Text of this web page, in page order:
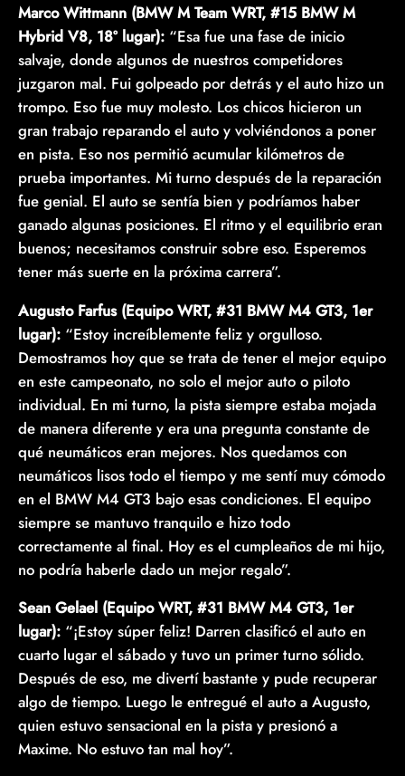
Marco Wittmann (BMW M Team WRT, #15 BMW M
Hybrid V8, 18º lugar): “Esa fue una fase de inicio
salvaje, donde algunos de nuestros competidores
juzgaron mal. Fui golpeado por detrás y el auto hizo un
trompo. Eso fue muy molesto. Los chicos hicieron un
gran trabajo reparando el auto y volviéndonos a poner
en pista. Eso nos permitió acumular kilómetros de
prueba importantes. Mi turno después de la reparación
fue genial. El auto se sentía bien y podríamos haber
ganado algunas posiciones. El ritmo y el equilibrio eran
buenos; necesitamos construir sobre eso. Esperemos
tener más suerte en la próxima carrera”.
Augusto Farfus (Equipo WRT, #31 BMW M4 GT3, 1er
lugar): “Estoy increíblemente feliz y orgulloso.
Demostramos hoy que se trata de tener el mejor equipo
en este campeonato, no solo el mejor auto o piloto
individual. En mi turno, la pista siempre estaba mojada
de manera diferente y era una pregunta constante de
qué neumáticos eran mejores. Nos quedamos con
neumáticos lisos todo el tiempo y me sentí muy cómodo
en el BMW M4 GT3 bajo esas condiciones. El equipo
siempre se mantuvo tranquilo e hizo todo
correctamente al final. Hoy es el cumpleaños de mi hijo,
no podría haberle dado un mejor regalo”.
Sean Gelael (Equipo WRT, #31 BMW M4 GT3, 1er
lugar): “¡Estoy súper feliz! Darren clasificó el auto en
cuarto lugar el sábado y tuvo un primer turno sólido.
Después de eso, me divertí bastante y pude recuperar
algo de tiempo. Luego le entregué el auto a Augusto,
quien estuvo sensacional en la pista y presionó a
Maxime. No estuvo tan mal hoy”.